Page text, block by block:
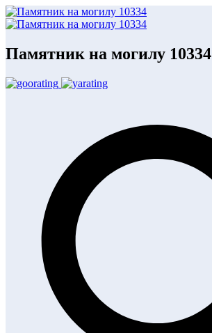
Памятник на могилу 10334